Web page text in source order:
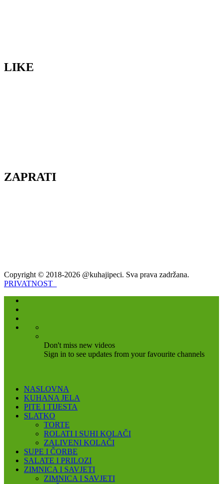
LIKE
ZAPRATI
Copyright © 2018-2026 @kuhajipeci. Sva prava zadržana.
PRIVATNOST
Don't miss new videos
Sign in to see updates from your favourite channels
NASLOVNA
KUHANA JELA
PITE I TIJESTA
SLATKO
TORTE
ROLATI I SUHI KOLAČI
ZALIVENI KOLAČI
SUPE I ČORBE
SALATE I PRILOZI
ZIMNICA I SAVJETI
ZIMNICA I SAVJETI